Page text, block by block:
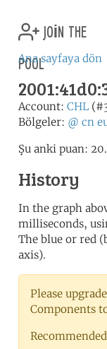
join the
pool
Ana sayfaya dön
Account: CHL
Bölgeler: @ cn
Şu anki puan:
History
In the graph
milliseconds,
The blue or red
axis).
Please
Components